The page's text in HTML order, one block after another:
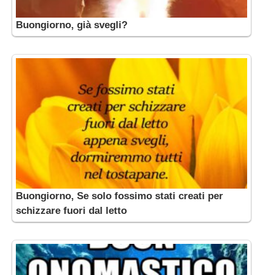
Buongiorno, già svegli?
Buongiorno, Se solo fossimo stati creati per
schizzare fuori dal letto